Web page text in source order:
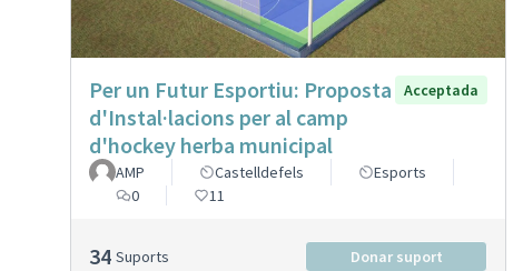
Per un Futur Esportiu: Proposta
d'Instal·lacions per al camp
d'hockey herba municipal
Acceptada
AMP Castelldefels
Esports
0
11
34 Suports Donar suport